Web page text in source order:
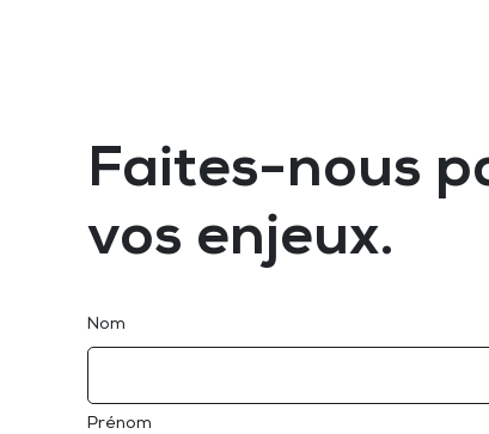
Faites-nous
vos enjeux.
Nom
Prénom